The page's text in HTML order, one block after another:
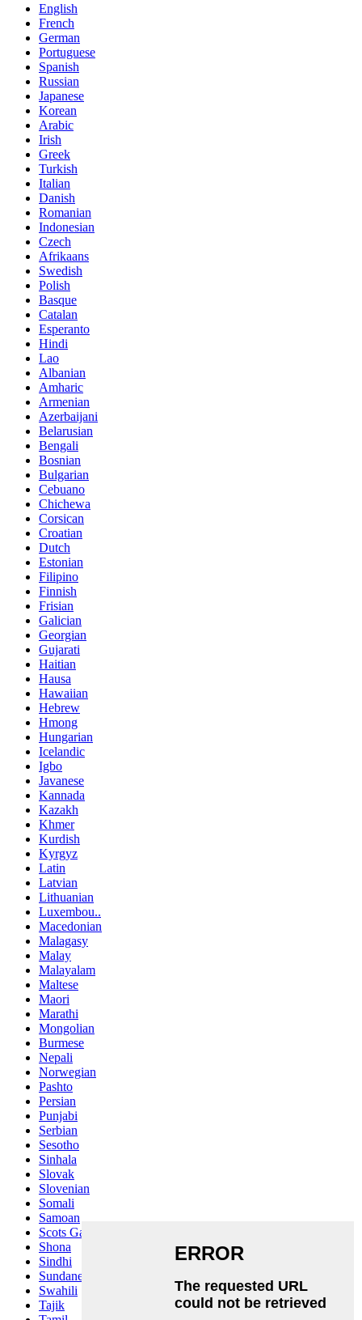
English
French
German
Portuguese
Spanish
Russian
Japanese
Korean
Arabic
Irish
Greek
Turkish
Italian
Danish
Romanian
Indonesian
Czech
Afrikaans
Swedish
Polish
Basque
Catalan
Esperanto
Hindi
Lao
Albanian
Amharic
Armenian
Azerbaijani
Belarusian
Bengali
Bosnian
Bulgarian
Cebuano
Chichewa
Corsican
Croatian
Dutch
Estonian
Filipino
Finnish
Frisian
Galician
Georgian
Gujarati
Haitian
Hausa
Hawaiian
Hebrew
Hmong
Hungarian
Icelandic
Igbo
Javanese
Kannada
Kazakh
Khmer
Kurdish
Kyrgyz
Latin
Latvian
Lithuanian
Luxembou..
Macedonian
Malagasy
Malay
Malayalam
Maltese
Maori
Marathi
Mongolian
Burmese
Nepali
Norwegian
Pashto
Persian
Punjabi
Serbian
Sesotho
Sinhala
Slovak
Slovenian
Somali
Samoan
Scots Gaelic
Shona
Sindhi
Sundanese
Swahili
Tajik